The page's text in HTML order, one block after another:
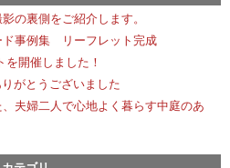
の裏側をご紹介します。
ド事例集 リーフレット完成
開催しました！
がとうございました
夫婦二人で心地よく暮らす中庭のあ